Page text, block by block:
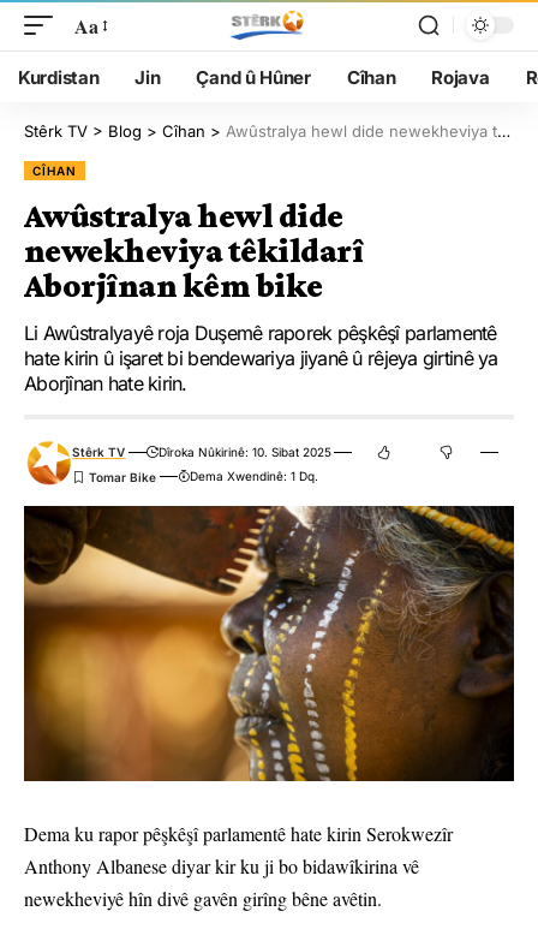
Aa
Kurdistan Jin Çand û Hûner Cîhan Rojava
Stêrk TV > Blog > Cîhan > Awûstralya hewl dide newekheviya têkildarî Aborjînan kêm bike
CÎHAN
Awûstralya hewl dide
newekheviya têkildarî
Aborjînan kêm bike
Li Awûstralyayê roja Duşemê raporek pêşkêşî parlamentê
hate kirin û işaret bi bendewariya jiyanê û rêjeya girtinê ya
Aborjînan hate kirin.
Stêrk TV
Dîroka Nûkirinê: 10. Sibat 2025
Dema Xwendinê: 1 Dq.
Dema ku rapor pêşkêşî parlamentê hate kirin Serokwezîr
Anthony Albanese diyar kir ku ji bo bidawîkirina vê
newekheviyê hîn divê gavên girîng bêne avêtin.